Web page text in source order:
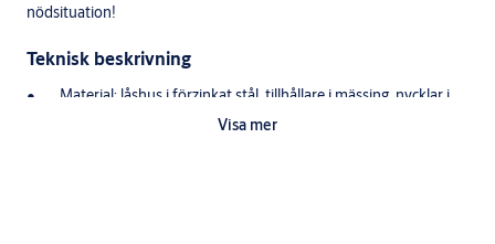
nödsituation!
Teknisk beskrivning
Material: låshus i förzinkat stål, tillhållare i mässing, nycklar i
Visa mer